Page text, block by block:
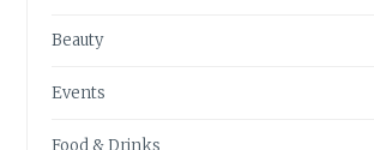
Beauty
Events
Food & Drinks